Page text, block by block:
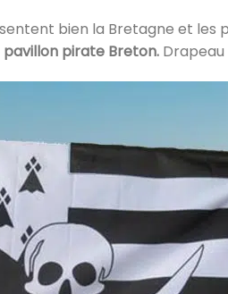
bien la Bretagne et
pavillon pirate Breton.